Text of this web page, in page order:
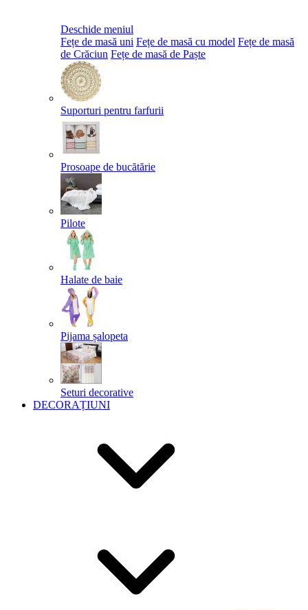
Deschide meniul
Fețe de masă uni Fețe de masă cu model Fețe de masă
de Crăciun Fețe de masă de Paște​
Suporturi pentru farfurii
Prosoape de bucătărie
Pilote
Halate de baie
Pijama șalopeta
Seturi decorative
DECORAȚIUNI